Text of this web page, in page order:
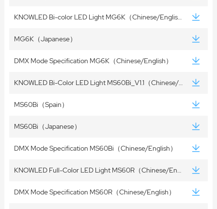
KNOWLED Bi-color LED Light MG6K（Chinese/English）
MG6K（Japanese）
DMX Mode Specification MG6K（Chinese/English）
KNOWLED Bi-Color LED Light MS60Bi_V1.1（Chinese/English）
MS60Bi（Spain）
MS60Bi（Japanese）
DMX Mode Specification MS60Bi（Chinese/English）
KNOWLED Full-Color LED Light MS60R（Chinese/English）
DMX Mode Specification MS60R（Chinese/English）